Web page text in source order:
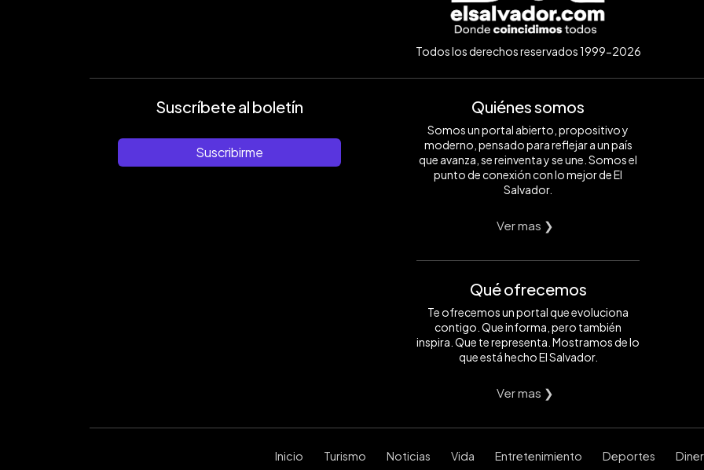
Todos los derechos reservados 1999-2026
Suscríbete al boletín
Suscribirme
Quiénes somos
Somos un portal abierto, propositivo y
moderno, pensado para reflejar a un país
que avanza, se reinventa y se une. Somos el
punto de conexión con lo mejor de El
Salvador.
Ver mas ❯
Qué ofrecemos
Te ofrecemos un portal que evoluciona
contigo. Que informa, pero también
inspira. Que te representa. Mostramos de lo
que está hecho El Salvador.
Ver mas ❯
Inicio Turismo Noticias Vida Entretenimiento Deportes